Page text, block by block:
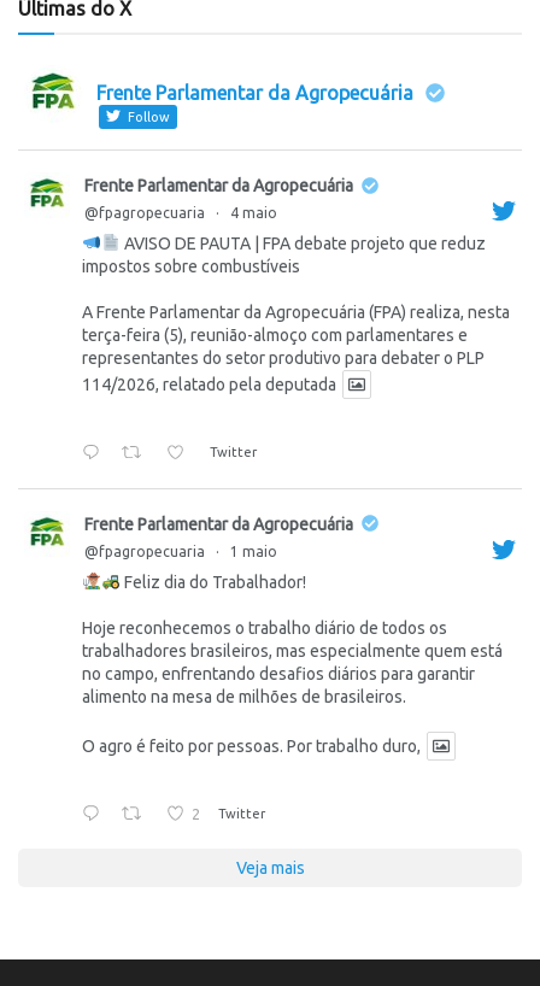
Últimas do X
Frente Parlamentar da Agropecuária
Follow
Frente Parlamentar da Agropecuária
@fpagropecuaria · 4 maio
AVISO DE PAUTA | FPA debate projeto que reduz
impostos sobre combustíveis
A Frente Parlamentar da Agropecuária (FPA) realiza, nesta
terça-feira (5), reunião-almoço com parlamentares e
representantes do setor produtivo para debater o PLP
114/2026, relatado pela deputada
Twitter
Frente Parlamentar da Agropecuária
@fpagropecuaria · 1 maio
Feliz dia do Trabalhador!
Hoje reconhecemos o trabalho diário de todos os
trabalhadores brasileiros, mas especialmente quem está
no campo, enfrentando desafios diários para garantir
alimento na mesa de milhões de brasileiros.
O agro é feito por pessoas. Por trabalho duro,
2 Twitter
Veja mais